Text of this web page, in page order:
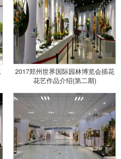
2017郑州世界国际园林博览会插花
花艺作品介绍(第二期)